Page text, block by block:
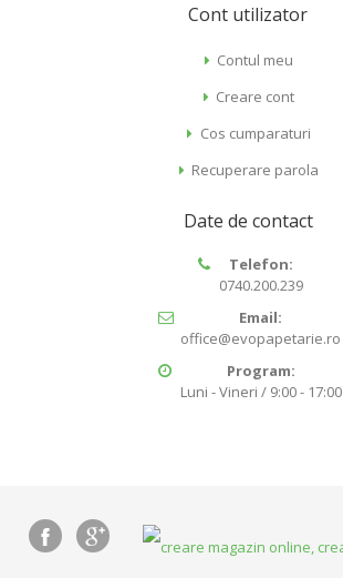
Cont utilizator
Contul meu
Creare cont
Cos cumparaturi
Recuperare parola
Date de contact
Telefon:
0740.200.239
Email:
office@evopapetarie.ro
Program:
Luni - Vineri / 9:00 - 17:00